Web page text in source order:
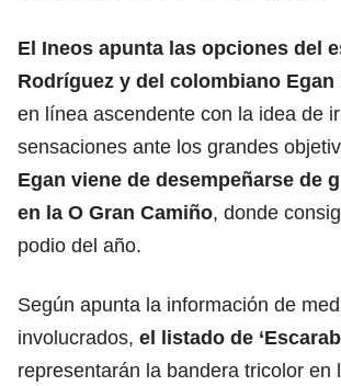
El Ineos apunta las opciones del
Rodríguez y del colombiano Egan
en línea ascendente con la idea de
sensaciones ante los grandes
Egan viene de desempeñarse de
en la O Gran Camiño, donde
podio del año.
Según apunta la información de
involucrados, el listado de
representarán la bandera tricolor en